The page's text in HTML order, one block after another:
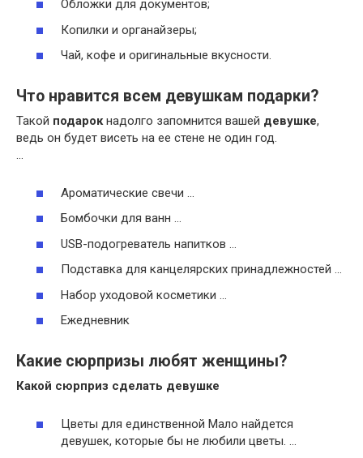
Обложки для документов;
Копилки и органайзеры;
Чай, кофе и оригинальные вкусности.
Что нравится всем девушкам подарки?
Такой подарокнадолго запомнится вашей девушке,
ведь он будет висеть на ее стене не один год.
…
Ароматические свечи …
Бомбочки для ванн …
USB-подогреватель напитков …
Подставка для канцелярских принадлежностей …
Набор уходовой косметики …
Ежедневник
Какие сюрпризы любят женщины?
Какой сюрприз сделать девушке
Цветы для единственной Мало найдется
девушек, которые бы не любили цветы. …